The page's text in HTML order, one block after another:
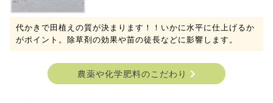
代かきで田植えの質が決まります！！いかに水平に仕上げるか
がポイント。除草剤の効果や苗の徒長などに影響します。
農薬や化学肥料のこだわり